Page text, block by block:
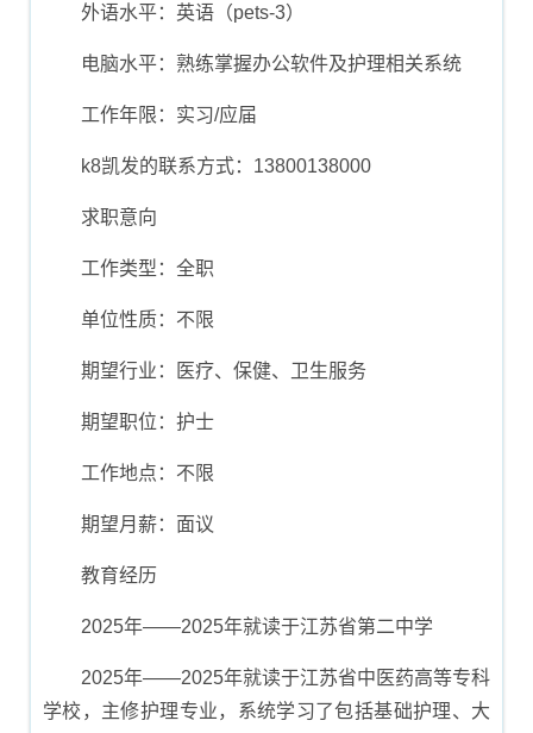
外语水平：英语（pets-3）
电脑水平：熟练掌握办公软件及护理相关系统
工作年限：实习/应届
k8凯发的联系方式：13800138000
求职意向
工作类型：全职
单位性质：不限
期望行业：医疗、保健、卫生服务
期望职位：护士
工作地点：不限
期望月薪：面议
教育经历
2025年――2025年就读于江苏省第二中学
2025年――2025年就读于江苏省中医药高等专科
学校，主修护理专业，系统学习了包括基础护理、大